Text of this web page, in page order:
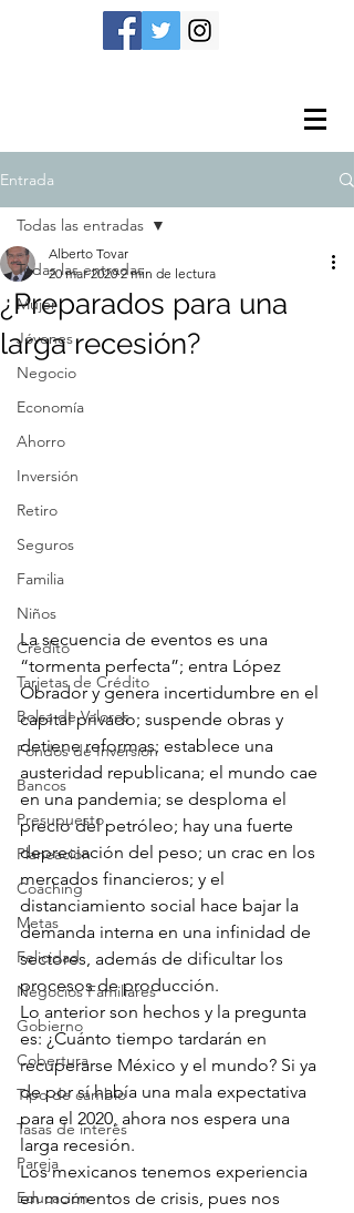
Entrada
Todas las entradas
Mujer
Jóvenes
Negocio
Economía
Ahorro
Inversión
Retiro
Seguros
Familia
Niños
Crédito
Tarjetas de Crédito
Bolsa de Valores
Fondos de Inversión
Bancos
Presupuesto
Planeación
Coaching
Metas
Felicidad
Negocios Familiares
Gobierno
Cobertura
Tipo de cambio
Tasas de interés
Pareja
Educación
Todas las entradas
¿Preparados para una
larga recesión?
Alberto Tovar
20 mar 2020 2 min de lectura
La secuencia de eventos es una
“tormenta perfecta”; entra López
Obrador y genera incertidumbre en el
capital privado; suspende obras y
detiene reformas; establece una
austeridad republicana; el mundo cae
en una pandemia; se desploma el
precio del petróleo; hay una fuerte
depreciación del peso; un crac en los
mercados financieros; y el
distanciamiento social hace bajar la
demanda interna en una infinidad de
sectores, además de dificultar los
procesos de producción.
Lo anterior son hechos y la pregunta
es: ¿Cuánto tiempo tardarán en
recuperarse México y el mundo? Si ya
de por sí había una mala expectativa
para el 2020, ahora nos espera una
larga recesión.
Los mexicanos tenemos experiencia
en momentos de crisis, pues nos